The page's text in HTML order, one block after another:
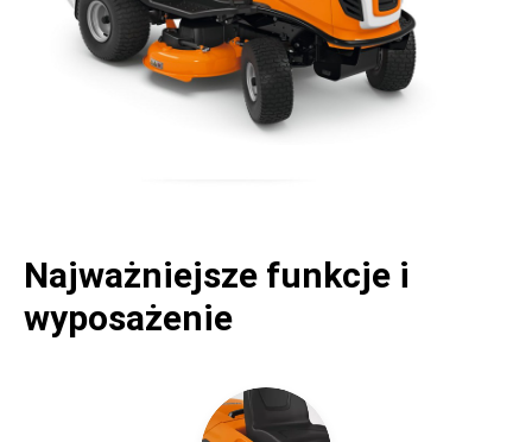
Najważniejsze funkcje i
wyposażenie